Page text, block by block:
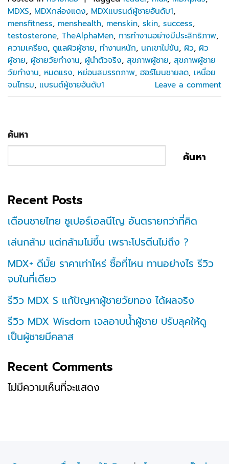
MDXS, MDXกล่องแดง, MDXแบรนด์ผู้ชายอันดับ1,
mensfitness, menshealth, menskin, skin, success,
testosterone, TheAlphaMen, การทำงานอย่างมีประสิทธิภาพ,
ความเครียด, ดูแลผิวผู้ชาย, ทำงานหนัก, นกเขาไม่ขัน, ผิว, ผิว
ผู้ชาย, ผู้ชายวัยทำงาน, ผู้นำตัวจริง, สุขภาพผู้ชาย, สุขภาพผู้ชาย
วัยทำงาน, หมดแรง, หย่อนสมรรถภาพ, ฮอร์โมนชายลด, เหนื่อย
จนโทรม, แบรนด์ผู้ชายอันดับ1 Leave a comment
ค้นหา
ค้นหา
Recent Posts
เตือนชายไทย ซูเปอร์เอลนีโญ อันตรายกว่าที่คิด
เล่นกล้าม แต่กล้ามไม่ขึ้น เพราะโปรตีนไม่ถึง ?
MDX+ ดีมั้ย ราคาเท่าไหร่ ซื้อที่ไหน ทานอย่างไร รีวิว
จบในที่เดียว
รีวิว MDX S แก้ปัญหาผู้ชายวัยทอง ได้ผลจริง
รีวิว MDX Wisdom เจลอาบน้ำผู้ชาย ปรับลุคให้ดู
เป็นผู้ชายมีคลาส
Recent Comments
ไม่มีความเห็นที่จะแสดง